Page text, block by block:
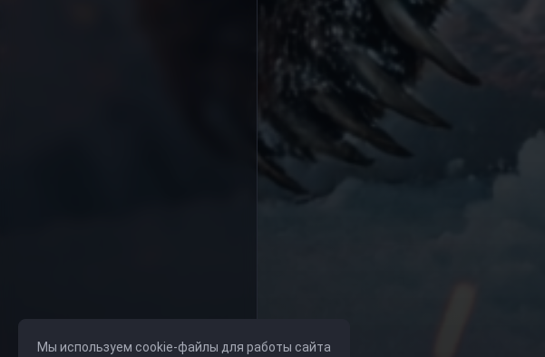
Мы используем cookie-файлы для работы сайта